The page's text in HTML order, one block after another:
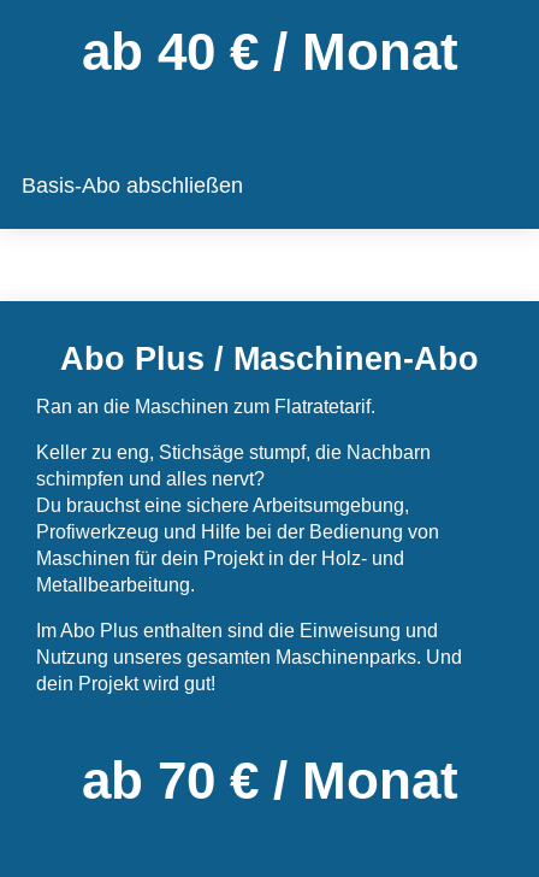
ab 40 € / Monat
Basis-Abo abschließen
Abo Plus / Maschinen-Abo
Ran an die Maschinen zum Flatratetarif.
Keller zu eng, Stichsäge stumpf, die Nachbarn
schimpfen und alles nervt?
Du brauchst eine sichere Arbeitsumgebung,
Profiwerkzeug und Hilfe bei der Bedienung von
Maschinen für dein Projekt in der Holz- und
Metallbearbeitung.
Im Abo Plus enthalten sind die Einweisung und
Nutzung unseres gesamten Maschinenparks. Und
dein Projekt wird gut!
ab 70 € / Monat